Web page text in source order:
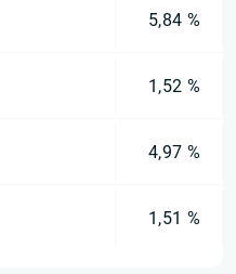
5,84 %
1,52 %
4,97 %
1,51 %